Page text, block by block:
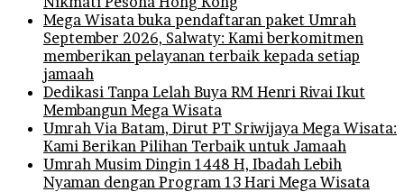
Mega Wisata buka pendaftaran paket Umrah
September 2026, Salwaty: Kami berkomitmen
memberikan pelayanan terbaik kepada setiap
jamaah
Dedikasi Tanpa Lelah Buya RM Henri Rivai Ikut
Membangun Mega Wisata
Umrah Via Batam, Dirut PT Sriwijaya Mega Wisata:
Kami Berikan Pilihan Terbaik untuk Jamaah
Umrah Musim Dingin 1448 H, Ibadah Lebih
Nyaman dengan Program 13 Hari Mega Wisata